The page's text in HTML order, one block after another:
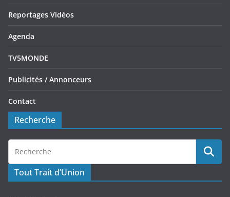
Reportages Vidéos
Agenda
TV5MONDE
Publicités / Annonceurs
Contact
Recherche
Tout Trait d’Union